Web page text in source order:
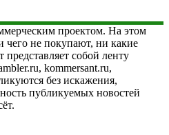
проектом. На этом
чего не покупают, ни какие
собой ленту
kommersant.ru,
без искажения,
публикуемых новостей